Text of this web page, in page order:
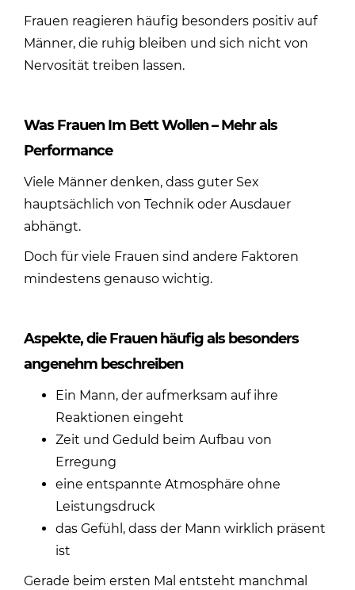
Frauen reagieren häufig besonders positiv auf
Männer, die ruhig bleiben und sich nicht von
Nervosität treiben lassen.
Was Frauen Im Bett Wollen – Mehr als
Performance
Viele Männer denken, dass guter Sex
hauptsächlich von Technik oder Ausdauer
abhängt.
Doch für viele Frauen sind andere Faktoren
mindestens genauso wichtig.
Aspekte, die Frauen häufig als besonders
angenehm beschreiben
Ein Mann, der aufmerksam auf ihre
Reaktionen eingeht
Zeit und Geduld beim Aufbau von
Erregung
eine entspannte Atmosphäre ohne
Leistungsdruck
das Gefühl, dass der Mann wirklich präsent
ist
Gerade beim ersten Mal entsteht manchmal